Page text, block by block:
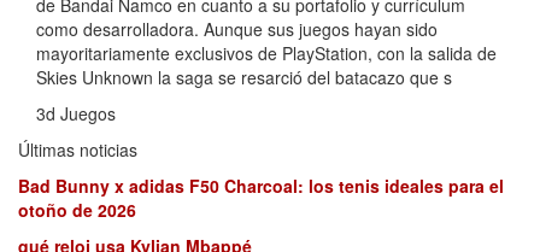
como desarrolladora. Aunque sus juegos hayan sido
mayoritariamente exclusivos de PlayStation, con la salida de
Skies Unknown la saga se resarció del batacazo que s
3d Juegos
Últimas noticias
Bad Bunny x adidas F50 Charcoal: los tenis ideales para el
otoño de 2026
qué reloj usa Kylian Mbappé